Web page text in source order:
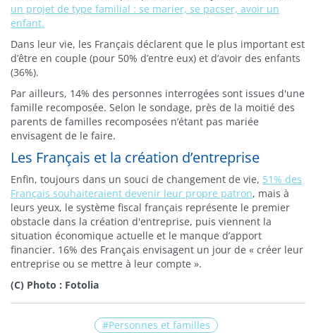
un projet de type familial : se marier, se pacser, avoir un
enfant.
Dans leur vie, les Français déclarent que le plus important est
d’être en couple (pour 50% d’entre eux) et d’avoir des enfants
(36%).
Par ailleurs, 14% des personnes interrogées sont issues d'une
famille recomposée. Selon le sondage, près de la moitié des
parents de familles recomposées n’étant pas mariée
envisagent de le faire.
Les Français et la création d’entreprise
Enfin, toujours dans un souci de changement de vie, 51% des
Français souhaiteraient devenir leur propre patron, mais à
leurs yeux, le système fiscal français représente le premier
obstacle dans la création d'entreprise, puis viennent la
situation économique actuelle et le manque d’apport
financier. 16% des Français envisagent un jour de « créer leur
entreprise ou se mettre à leur compte ».
(C) Photo : Fotolia
Personnes et familles